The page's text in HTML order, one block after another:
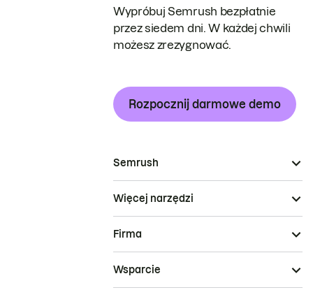
Wypróbuj Semrush bezpłatnie
przez siedem dni. W każdej chwili
możesz zrezygnować.
Rozpocznij darmowe demo
Semrush
Więcej narzędzi
Firma
Wsparcie